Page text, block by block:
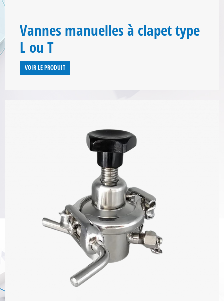
Vannes manuelles à clapet type
L ou T
VOIR LE PRODUIT